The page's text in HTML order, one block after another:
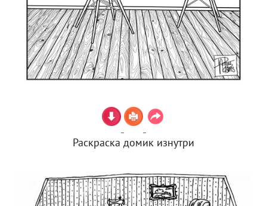
Раскраска домик изнутри